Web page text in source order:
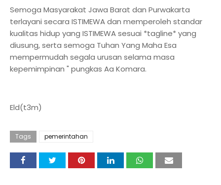
Semoga Masyarakat Jawa Barat dan Purwakarta
terlayani secara ISTIMEWA dan memperoleh standar
kualitas hidup yang ISTIMEWA sesuai *tagline* yang
diusung, serta semoga Tuhan Yang Maha Esa
mempermudah segala urusan selama masa
kepemimpinan " pungkas Aa Komara.
Eld(t3m)
Tags pemerintahan